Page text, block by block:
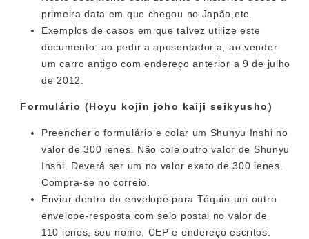
primeira data em que chegou no Japão,etc.
Exemplos de casos em que talvez utilize este
documento: ao pedir a aposentadoria, ao vender
um carro antigo com endereço anterior a 9 de julho
de 2012.
Formulário (Hoyu kojin joho kaiji seikyusho)
Preencher o formulário e colar um Shunyu Inshi no
valor de 300 ienes. Não cole outro valor de Shunyu
Inshi. Deverá ser um no valor exato de 300 ienes.
Compra-se no correio.
Enviar dentro do envelope para Tóquio um outro
envelope-resposta com selo postal no valor de
110 ienes, seu nome, CEP e endereço escritos.